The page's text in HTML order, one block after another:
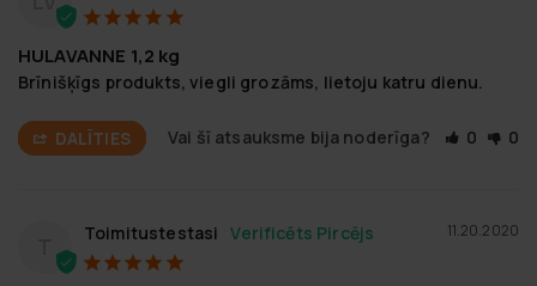
HULAVANNE 1,2 kg
Brīnišķīgs produkts, viegli grozāms, lietoju katru dienu.
DALĪTIES Vai šī atsauksme bija noderīga? 0 0
11.20.2020
Toimitustestasi